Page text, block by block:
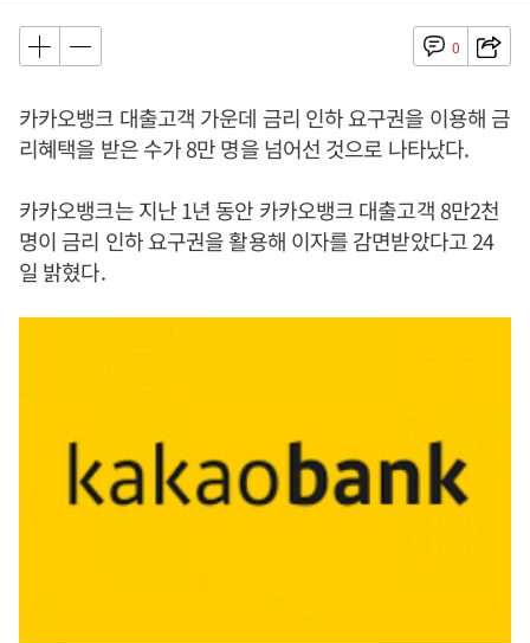
0
카카오뱅크 대출고객 가운데 금리 인하 요구권을 이용해 금
리혜택을 받은 수가 8만 명을 넘어선 것으로 나타났다.
카카오뱅크는 지난 1년 동안 카카오뱅크 대출고객 8만2천
명이 금리 인하 요구권을 활용해 이자를 감면받았다고 24
일 밝혔다.